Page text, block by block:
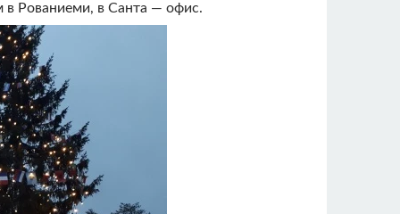
в Рованиеми, в Санта — офис.